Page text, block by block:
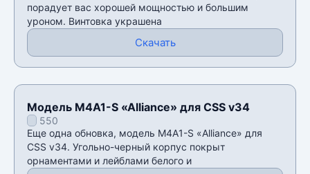
порадует вас хорошей мощностью и большим
уроном. Винтовка украшена
Скачать
Модель M4A1-S «Alliance» для CSS v34
550
Еще одна обновка, модель M4A1-S «Alliance» для
CSS v34. Угольно-черный корпус покрыт
орнаментами и лейблами белого и